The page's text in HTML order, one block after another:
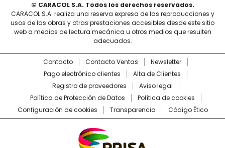
© CARACOL S.A. Todos los derechos reservados.
CARACOL S.A. realiza una reserva expresa de las reproducciones y
usos de las obras y otras prestaciones accesibles desde este sitio
web a medios de lectura mecánica u otros medios que resulten
adecuados.
Contacto Contacto Ventas
Newsletter
Pago electrónico clientes
Alta de Clientes
Registro de proveedores
Aviso legal
Política de Protección de Datos
Política de cookies
Configuración de cookies
Transparencia Código Ético